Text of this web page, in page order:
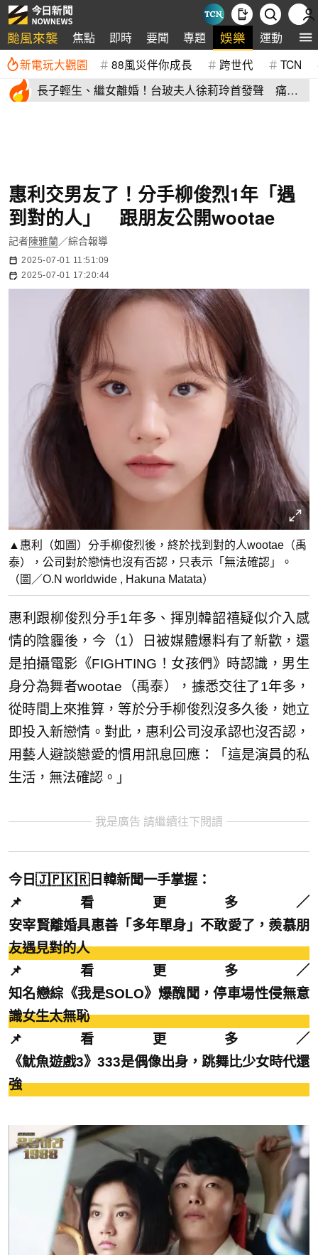
颱風來襲 焦點 即時 要聞 專題 娛樂 運動 全
新電玩大觀園 88風災伴你成長 跨世代 TCN
長子輕生、繼女離婚！台玻夫人徐莉玲首發聲 痛揭
惠利交男友了！分手柳俊烈1年「遇
到對的人」 跟朋友公開wootae
記者陳雅蘭／綜合報導
2025-07-01 11:51:09
2025-07-01 17:20:44
▲惠利（如圖）分手柳俊烈後，終於找到對的人wootae（禹
泰），公司對於戀情也沒有否認，只表示「無法確認」。
（圖／O.N worldwide , Hakuna Matata）
惠利跟柳俊烈分手1年多、揮別韓韶禧疑似介入感
情的陰霾後，今（1）日被媒體爆料有了新歡，還
是拍攝電影《FIGHTING！女孩們》時認識，男生
身分為舞者wootae（禹泰），據悉交往了1年多，
從時間上來推算，等於分手柳俊烈沒多久後，她立
即投入新戀情。對此，惠利公司沒承認也沒否認，
用藝人避談戀愛的慣用訊息回應：「這是演員的私
生活，無法確認。」
我是廣告 請繼續往下閱讀
今日🇯🇵🇰🇷日韓新聞一手掌握：
📌看更多／
安宰賢離婚具惠善「多年單身」不敢愛了，羨慕朋
友遇見對的人
📌看更多／
知名戀綜《我是SOLO》爆醜聞，停車場性侵無意
識女生太無恥
📌看更多／
《魷魚遊戲3》333是偶像出身，跳舞比少女時代還
強